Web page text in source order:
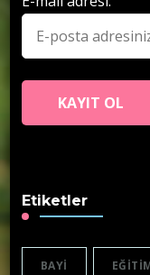
Etiketler
BAYI